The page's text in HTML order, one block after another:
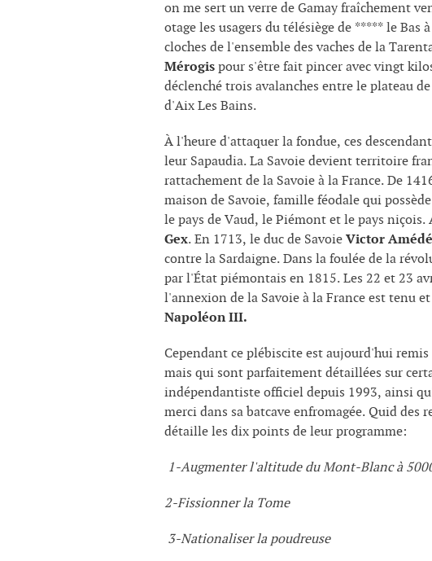
on me sert un verre de Gamay fraîchement
otage les usagers du télésiège de ***** le
cloches de l'ensemble des vaches de la
Mérogis pour s'être fait pincer avec vingt
déclenché trois avalanches entre le plateau
d'Aix Les Bains.
À l'heure d'attaquer la fondue, ces
leur Sapaudia. La Savoie devient territoire
rattachement de la Savoie à la France. De
maison de Savoie, famille féodale qui
le pays de Vaud, le Piémont et le pays
Gex. En 1713, le duc de Savoie Victor
contre la Sardaigne. Dans la foulée de la
par l'État piémontais en 1815. Les 22 et 23
l'annexion de la Savoie à la France est tenu
Napoléon III.
Cependant ce plébiscite est aujourd'hui
mais qui sont parfaitement détaillées sur
indépendantiste officiel depuis 1993, ainsi
merci dans sa batcave enfromagée. Quid
détaille les dix points de leur programme:
1-Augmenter l'altitude du Mont-Blanc à
2-Fissionner la Tome
3-Nationaliser la poudreuse